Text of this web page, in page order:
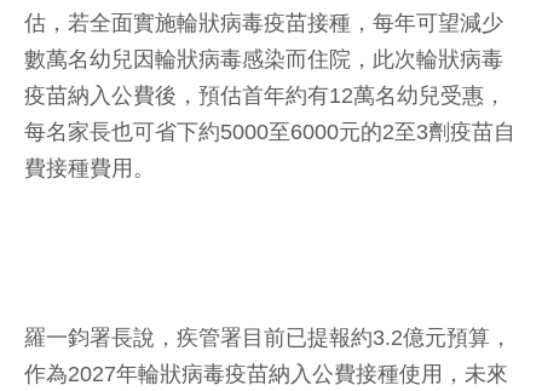
估，若全面實施輪狀病毒疫苗接種，每年可望減少
數萬名幼兒因輪狀病毒感染而住院，此次輪狀病毒
疫苗納入公費後，預估首年約有12萬名幼兒受惠，
每名家長也可省下約5000至6000元的2至3劑疫苗自
費接種費用。
羅一鈞署長說，疾管署目前已提報約3.2億元預算，
作為2027年輪狀病毒疫苗納入公費接種使用，未來